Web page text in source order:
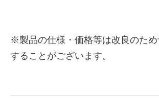
※製品の仕様・価格等は改良のた
することがございます。